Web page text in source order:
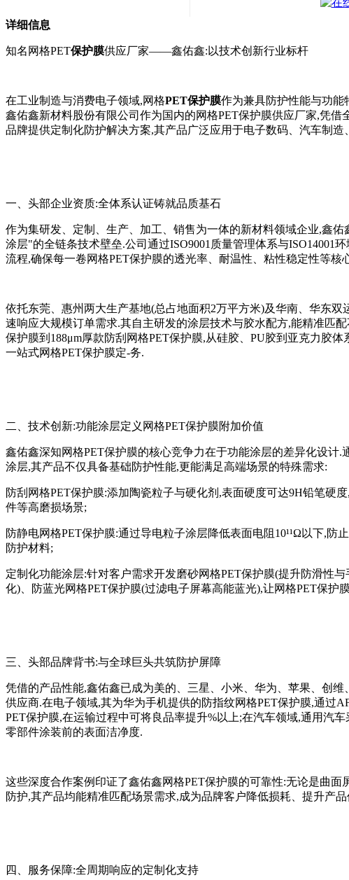
详细信息
知名网格PET保护膜供应厂家——鑫佑鑫:以技术创新行业标杆
在工业制造与消费电子领域,网格PET保护膜作为兼具防护性能与功能
鑫佑鑫新材料股份有限公司作为国内的网格PET保护膜供应厂家,凭
品牌提供定制化防护解决方案,其产品广泛应用于电子数码、汽车制
一、头部企业资质:全体系认证铸就品质基石
作为集研发、定制、生产、加工、销售为一体的新材料领域企业,鑫
涂层"的全链条技术壁垒.公司通过ISO9001质量管理体系与ISO14001
流程,确保每一卷网格PET保护膜的透光率、耐温性、粘性稳定性等核
依托东莞、惠州两大生产基地(总占地面积2万平方米)及华南、华东
速响应大规模订单需求.其自主研发的涂层技术与胶水配方,能精准匹
保护膜到188μm厚款防刮网格PET保护膜,从硅胶、PU胶到亚克力胶
一站式网格PET保护膜定-务.
二、技术创新:功能涂层定义网格PET保护膜附加价值
鑫佑鑫深知网格PET保护膜的核心竞争力在于功能涂层的差异化设计
涂层,其产品不仅具备基础防护性能,更能满足高端场景的特殊需求:
防刮网格PET保护膜:添加陶瓷粒子与硬化剂,表面硬度可达9H铅笔硬
件等高磨损场景;
防静电网格PET保护膜:通过导电粒子涂层降低表面电阻10¹¹Ω以下,
防护材料;
定制化功能涂层:针对客户需求开发磨砂网格PET保护膜(提升防滑性
化)、防蓝光网格PET保护膜(过滤电子屏幕高能蓝光),让网格PET保护
三、头部品牌背书:与全球巨头共筑防护屏障
凭借的产品性能,鑫佑鑫已成为美的、三星、小米、华为、苹果、创
供应商.在电子领域,其为华为手机提供的防指纹网格PET保护膜,通过
PET保护膜,在运输过程中可将良品率提升%以上;在汽车领域,通用汽
零部件涂装前的表面洁净度.
这些深度合作案例印证了鑫佑鑫网格PET保护膜的可靠性:无论是曲
防护,其产品均能精准匹配场景需求,成为品牌客户降低损耗、提升产
四、服务保障:全周期响应的定制化支持